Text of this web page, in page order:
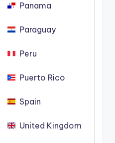
Panama
Paraguay
Peru
Puerto Rico
Spain
United Kingdom